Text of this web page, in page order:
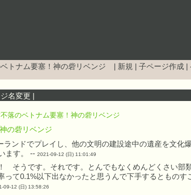
トナム要塞！神の砦リベンジ 新規 子ページ作成
名変更
落のベトナム要塞！神の砦リベンジ
の砦リベンジ
ンドでプレイし、他の文明の建設途中の遺産を文化
ます。 -- 2021-09-12 (日) 11:01:49
そうです。それです。とんでもなくめんどくさい部
って0.1%以下出なかったと思うんで下手するともの
09-12 (日) 13:58:26